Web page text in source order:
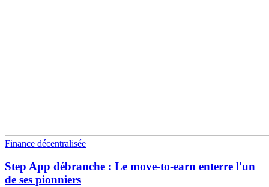
Finance décentralisée
Step App débranche : Le move-to-earn enterre l'un
de ses pionniers